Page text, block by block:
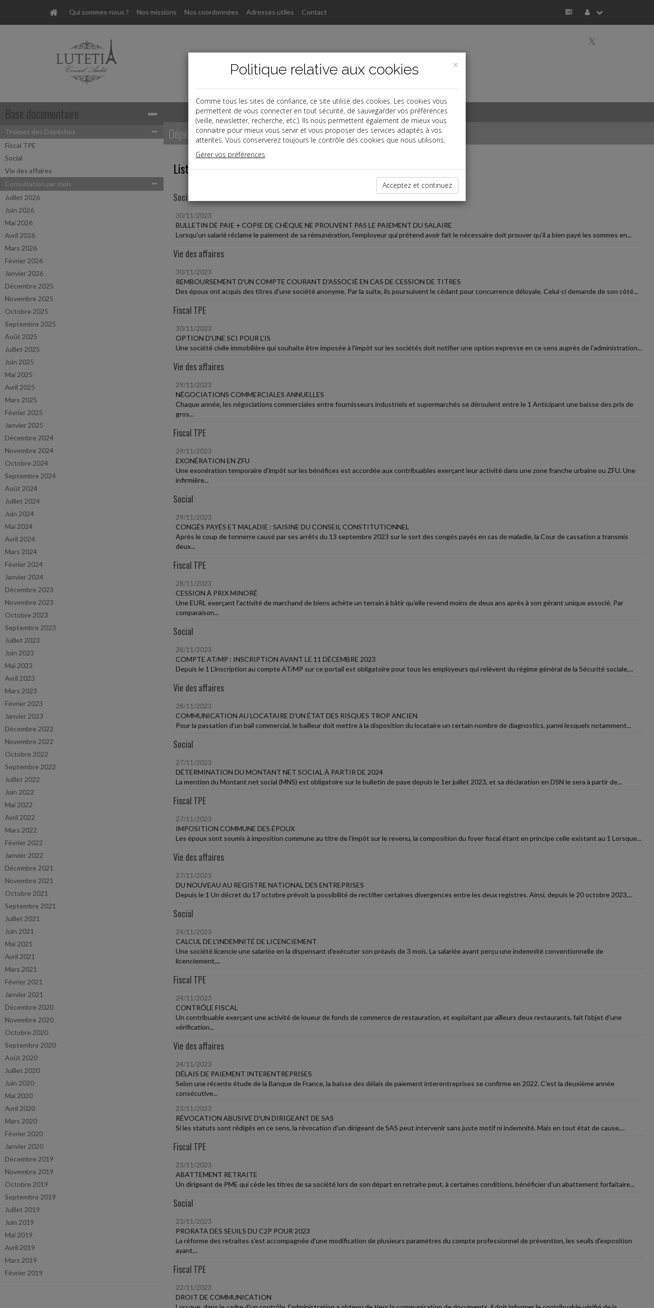
Qui sommes-nous ? Nos missions Nos coordonnées Adresses utiles Contact
a
Base documentaire
Thémes des Dépêches
Fiscal TPE
Social
Vie des affaires
Consultation par mois
Juillet 2026
Juin 2026
Mai 2026
Avril 2026
Mars 2026
Février 2026
Janvier 2026
Décembre 2025
Novembre 2025
Octobre 2025
Septembre 2025
Août 2025
Juillet 2025
Juin 2025
Mai 2025
Avril 2025
Mars 2025
Février 2025
Janvier 2025
Décembre 2024
Novembre 2024
Octobre 2024
Septembre 2024
Août 2024
Juillet 2024
Juin 2024
Mai 2024
Avril 2024
Mars 2024
Février 2024
Janvier 2024
Décembre 2023
Novembre 2023
Octobre 2023
Septembre 2023
Juillet 2023
Juin 2023
Mai 2023
Avril 2023
Mars 2023
Février 2023
Janvier 2023
Décembre 2022
Novembre 2022
Octobre 2022
Septembre 2022
Juillet 2022
Juin 2022
Mai 2022
Avril 2022
Mars 2022
Février 2022
Janvier 2022
Décembre 2021
Novembre 2021
Octobre 2021
Septembre 2021
Juillet 2021
Juin 2021
Mai 2021
Avril 2021
Mars 2021
Février 2021
Janvier 2021
Décembre 2020
Novembre 2020
Octobre 2020
Septembre 2020
Août 2020
Juillet 2020
Juin 2020
Mai 2020
Avril 2020
Mars 2020
Février 2020
Janvier 2020
Décembre 2019
Novembre 2019
Octobre 2019
Septembre 2019
Juillet 2019
Juin 2019
Mai 2019
Avril 2019
Mars 2019
Février 2019
Dépêches
Liste des dernières dépêches
Social
30/11/2023
BULLETIN DE PAIE + COPIE DE CHÈQUE NE PROUVENT PAS LE PAIEMENT DU SALAIRE
Lorsqu'un salarié réclame le paiement de sa rémunération, l'employeur qui prétend avoir fait le nécessaire doit prouver qu'il a bien payé les sommes en...
Vie des affaires
30/11/2023
REMBOURSEMENT D'UN COMPTE COURANT D'ASSOCIÉ EN CAS DE CESSION DE TITRES
Des époux ont acquis des titres d'une société anonyme. Par la suite, ils poursuivent le cédant pour concurrence déloyale. Celui-ci demande de son côté...
Fiscal TPE
30/11/2023
OPTION D'UNE SCI POUR L'IS
Une société civile immobilière qui souhaite être imposée à l'impôt sur les sociétés doit notifier une option expresse en ce sens auprès de l'administration...
Vie des affaires
29/11/2023
NÉGOCIATIONS COMMERCIALES ANNUELLES
Chaque année, les négociations commerciales entre fournisseurs industriels et supermarchés se déroulent entre le 1 Anticipant une baisse des prix de
gros...
Fiscal TPE
29/11/2023
EXONÉRATION EN ZFU
Une exonération temporaire d'impôt sur les bénéfices est accordée aux contribuables exerçant leur activité dans une zone franche urbaine ou ZFU. Une
infirmière...
Social
29/11/2023
CONGÉS PAYÉS ET MALADIE : SAISINE DU CONSEIL CONSTITUTIONNEL
Après le coup de tonnerre causé par ses arrêts du 13 septembre 2023 sur le sort des congés payés en cas de maladie, la Cour de cassation a transmis
deux...
Fiscal TPE
28/11/2023
CESSION À PRIX MINORÉ
Une EURL exerçant l'activité de marchand de biens achète un terrain à bâtir qu'elle revend moins de deux ans après à son gérant unique associé. Par
comparaison...
Social
28/11/2023
COMPTE AT/MP : INSCRIPTION AVANT LE 11 DÉCEMBRE 2023
Depuis le 1 L'inscription au compte AT/MP sur ce portail est obligatoire pour tous les employeurs qui relèvent du régime général de la Sécurité sociale,...
Vie des affaires
28/11/2023
COMMUNICATION AU LOCATAIRE D'UN ÉTAT DES RISQUES TROP ANCIEN
Pour la passation d'un bail commercial, le bailleur doit mettre à la disposition du locataire un certain nombre de diagnostics, parmi lesquels notamment...
Social
27/11/2023
DÉTERMINATION DU MONTANT NET SOCIAL À PARTIR DE 2024
La mention du Montant net social (MNS) est obligatoire sur le bulletin de paye depuis le 1er juillet 2023, et sa déclaration en DSN le sera à partir de...
Fiscal TPE
27/11/2023
IMPOSITION COMMUNE DES ÉPOUX
Les époux sont soumis à imposition commune au titre de l'impôt sur le revenu, la composition du foyer fiscal étant en principe celle existant au 1 Lorsque...
Vie des affaires
27/11/2023
DU NOUVEAU AU REGISTRE NATIONAL DES ENTREPRISES
Depuis le 1 Un décret du 17 octobre prévoit la possibilité de rectifier certaines divergences entre les deux registres. Ainsi, depuis le 20 octobre 2023,...
Social
24/11/2023
CALCUL DE L'INDEMNITÉ DE LICENCIEMENT
Une société licencie une salariée en la dispensant d'exécuter son préavis de 3 mois. La salariée ayant perçu une indemnité conventionnelle de
licenciement,...
Fiscal TPE
24/11/2023
CONTRÔLE FISCAL
Un contribuable exerçant une activité de loueur de fonds de commerce de restauration, et exploitant par ailleurs deux restaurants, fait l'objet d'une
vérification...
Vie des affaires
24/11/2023
DÉLAIS DE PAIEMENT INTERENTREPRISES
Selon une récente étude de la Banque de France, la baisse des délais de paiement interentreprises se confirme en 2022. C'est la deuxième année
consécutive...
23/11/2023
RÉVOCATION ABUSIVE D'UN DIRIGEANT DE SAS
Si les statuts sont rédigés en ce sens, la révocation d'un dirigeant de SAS peut intervenir sans juste motif ni indemnité. Mais en tout état de cause,...
Fiscal TPE
23/11/2023
ABATTEMENT RETRAITE
Un dirigeant de PME qui cède les titres de sa société lors de son départ en retraite peut, à certaines conditions, bénéficier d'un abattement forfaitaire...
Social
23/11/2023
PRORATA DES SEUILS DU C2P POUR 2023
La réforme des retraites s'est accompagnée d'une modification de plusieurs paramètres du compte professionnel de prévention, les seuils d'exposition
ayant...
Fiscal TPE
22/11/2023
DROIT DE COMMUNICATION
×
Politique relative aux cookies
Comme tous les sites de confiance, ce site utilise des cookies. Les cookies vous
permettent de vous connecter en tout sécurité, de sauvegarder vos préférences
(veille, newsletter, recherche, etc.). Ils nous permettent également de mieux vous
connaitre pour mieux vous servir et vous proposer des services adaptés à vos
attentes. Vous conserverez toujours le contrôle des cookies que nous utilisons.
Gérer vos préférences
Acceptez et continuez